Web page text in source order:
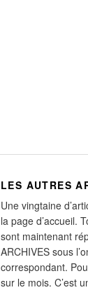
LES AUTRES
Une vingtaine
la page d’accueil.
sont maintenant
ARCHIVES sous
correspondant.
sur le mois. C’est